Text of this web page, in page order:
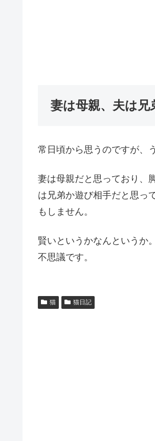
妻は母親、夫は兄
常日頃から思うのですが、
妻は母親だと思っており、
は兄弟か遊び相手だと思っ
もしません。
賢いというかなんというか
不思議です。
猫 猫日記